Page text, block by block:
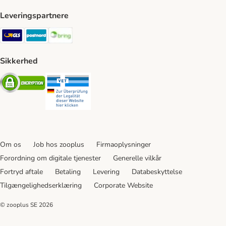
Leveringspartnere
GLS Shipping Method
Postnord Shipping Method
Sikkerhed
Security
Om os Job hos zooplus
Firmaoplysninger
Forordning om digitale tjenester
Generelle vilkår
Fortryd aftale
Betaling Levering
Databeskyttelse
Tilgængelighedserklæring
Corporate Website
© zooplus SE 2026